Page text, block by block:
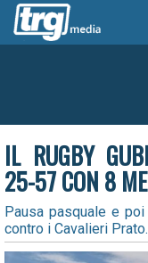
IL RUGBY
25-57 CON 8
Pausa pasquale e
contro i Cavalieri Prato.